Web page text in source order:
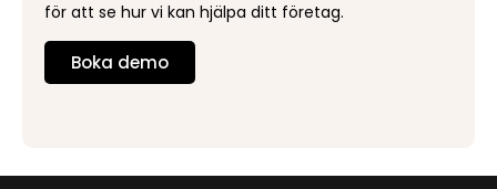
för att se hur vi kan hjälpa ditt företag.
Boka demo